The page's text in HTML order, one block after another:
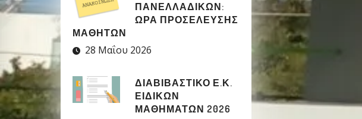
ΠΑΝΕΛΛΑΔΙΚΏΝ:
ΏΡΑ ΠΡΟΣΈΛΕΥΣΗΣ
ΜΑΘΗΤΏΝ
28 Μαΐου 2026
ΔΙΑΒΙΒΑΣΤΙΚΟ Ε.Κ.
ΕΙΔΙΚΩΝ
ΜΑΘΗΜΑΤΩΝ 2026